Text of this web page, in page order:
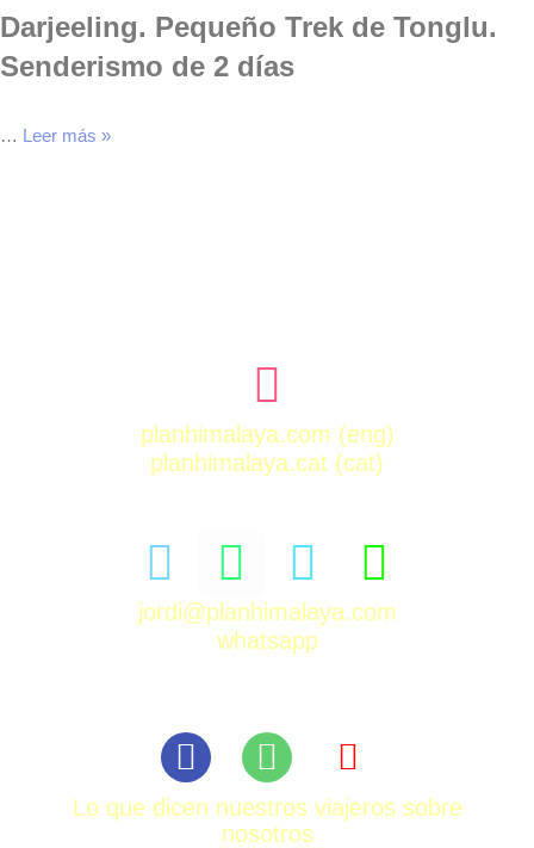
Darjeeling. Pequeño Trek de Tonglu.
Senderismo de 2 días
… Leer más »
planhimalaya.com (eng)
planhimalaya.cat (cat)
jordi@planhimalaya.com
whatsapp
Lo que dicen nuestros viajeros sobre
nosotros